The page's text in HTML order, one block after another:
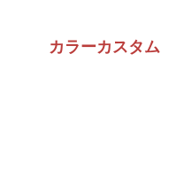
カラーカスタム